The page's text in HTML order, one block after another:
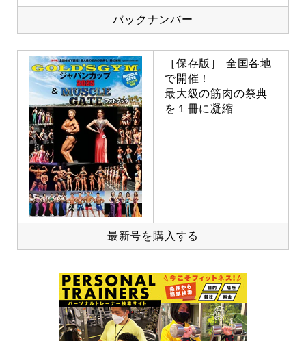
バックナンバー
［保存版］ 全国各地
で開催！
最大級の筋肉の祭典
を１冊に凝縮
最新号を購入する